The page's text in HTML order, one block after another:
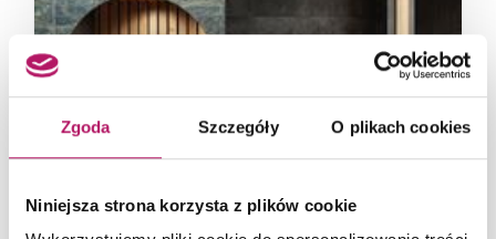
Zgoda Szczegóły O plikach cookies
Niniejsza strona korzysta z plików cookie